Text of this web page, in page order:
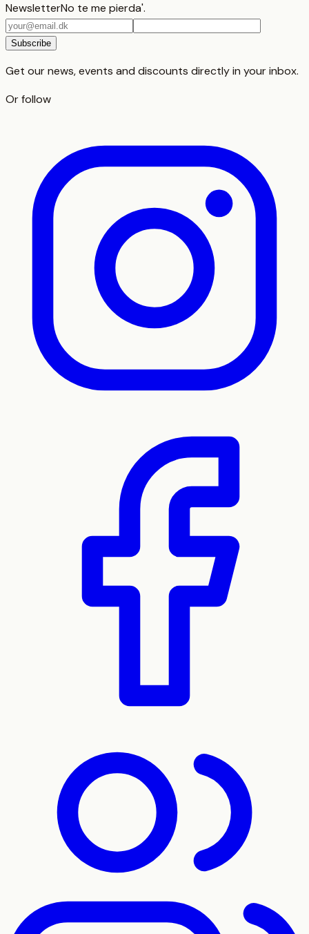
NewsletterNo te me pierda'.
Email
address
Subscribe
Get our news, events and discounts directly in your inbox.
Or follow